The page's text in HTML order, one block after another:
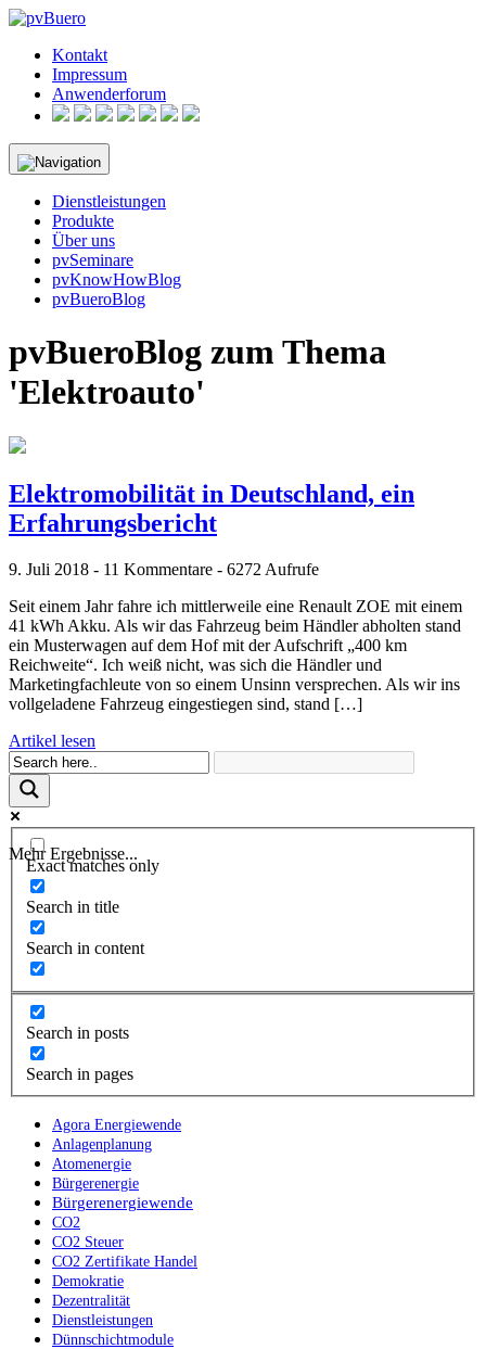
Skip
contentKontakt
Impressum
Anwenderforum
Dienstleistungen
Produkte
Über uns
pvSeminare
pvKnowHowBlog
pvBueroBlog
pvBueroBlog zum Thema
'Elektroauto'
Elektromobilität in Deutschland, ein
Erfahrungsbericht
9. Juli 2018 - 11 Kommentare - 6272 Aufrufe
Seit einem Jahr fahre ich mittlerweile eine Renault ZOE mit einem
41 kWh Akku. Als wir das Fahrzeug beim Händler abholten stand
ein Musterwagen auf dem Hof mit der Aufschrift „400 km
Reichweite“. Ich weiß nicht, was sich die Händler und
Marketingfachleute von so einem Unsinn versprechen. Als wir ins
vollgeladene Fahrzeug eingestiegen sind, stand […]
Artikel lesen
Mehr Ergebnisse...
Exact matches only
Search in title
Search in content
Search in posts
Search in pages
Agora Energiewende
Anlagenplanung
Atomenergie
Bürgerenergie
Bürgerenergiewende
CO2
CO2 Steuer
CO2 Zertifikate Handel
Demokratie
Dezentralität
Dienstleistungen
Dünnschichtmodule